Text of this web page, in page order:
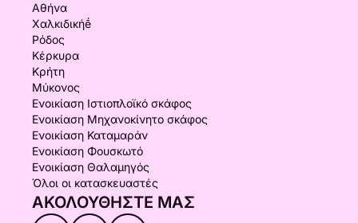
Αθήνα
Χαλκιδικήḗ
Ρόδος
Κέρκυρα
Κρήτη
Μύκονος
Ενοικίαση Ιστιοπλοϊκό σκάφος
Ενοικίαση Μηχανοκίνητο σκάφος
Ενοικίαση Καταμαράν
Ενοικίαση Φουσκωτό
Ενοικίαση Θαλαμηγός
Όλοι οι κατασκευαστές
ΑΚΟΛΟΥΘΉΣΤΕ ΜΑΣ